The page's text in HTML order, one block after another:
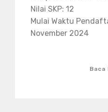
Nilai SKP: 12
Mulai Waktu
November 2024
Baca